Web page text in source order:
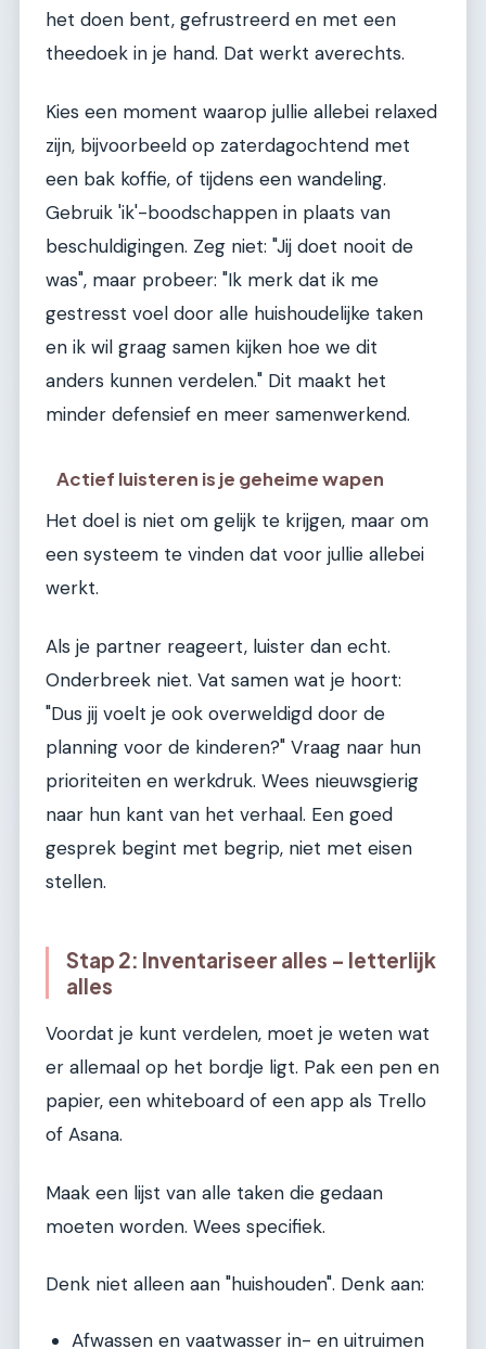
het doen bent, gefrustreerd en met een
theedoek in je hand. Dat werkt averechts.
Kies een moment waarop jullie allebei relaxed
zijn, bijvoorbeeld op zaterdagochtend met
een bak koffie, of tijdens een wandeling.
Gebruik 'ik'-boodschappen in plaats van
beschuldigingen. Zeg niet: "Jij doet nooit de
was", maar probeer: "Ik merk dat ik me
gestresst voel door alle huishoudelijke taken
en ik wil graag samen kijken hoe we dit
anders kunnen verdelen." Dit maakt het
minder defensief en meer samenwerkend.
Actief luisteren is je geheime wapen
Het doel is niet om gelijk te krijgen, maar om
een systeem te vinden dat voor jullie allebei
werkt.
Als je partner reageert, luister dan echt.
Onderbreek niet. Vat samen wat je hoort:
"Dus jij voelt je ook overweldigd door de
planning voor de kinderen?" Vraag naar hun
prioriteiten en werkdruk. Wees nieuwsgierig
naar hun kant van het verhaal. Een goed
gesprek begint met begrip, niet met eisen
stellen.
Stap 2: Inventariseer alles – letterlijk
alles
Voordat je kunt verdelen, moet je weten wat
er allemaal op het bordje ligt. Pak een pen en
papier, een whiteboard of een app als Trello
of Asana.
Maak een lijst van alle taken die gedaan
moeten worden. Wees specifiek.
Denk niet alleen aan "huishouden". Denk aan:
Afwassen en vaatwasser in- en uitruimen